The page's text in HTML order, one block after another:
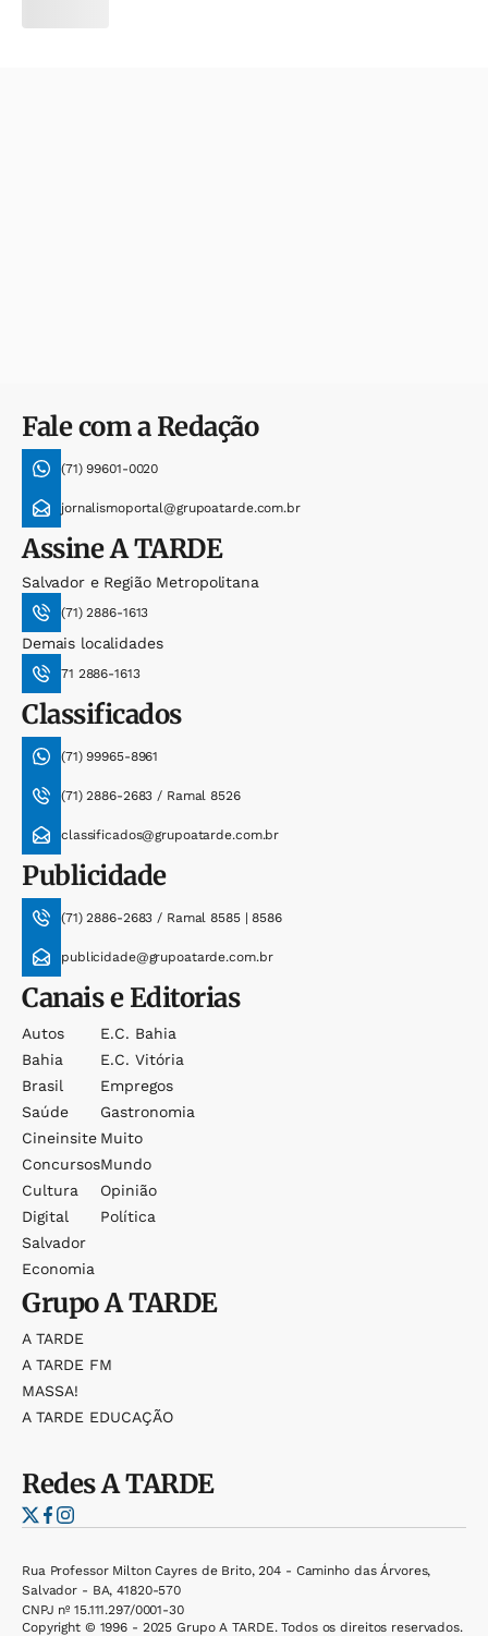
Fale com a Redação
(71) 99601-0020
jornalismoportal@grupoatarde.com.br
AssineA TARDE
Salvador e Região Metropolitana
(71) 2886-1613
Demais localidades
71 2886-1613
Classificados
(71) 99965-8961
(71) 2886-2683 / Ramal 8526
classificados@grupoatarde.com.br
Publicidade
(71) 2886-2683 / Ramal 8585 | 8586
publicidade@grupoatarde.com.br
Canais e Editorias
Autos
Bahia
Brasil
Saúde
Cineinsite
Concursos
Cultura
Digital
Salvador
Economia
E.c. Bahia
E.c. Vitória
Empregos
Gastronomia
Muito
Mundo
Opinião
Política
GrupoA TARDE
A TARDE
A TARDE FM
MASSA!
A TARDE EDUCAÇÃO
RedesA TARDE
Rua Professor Milton Cayres de Brito, 204 - Caminho das Árvores,
Salvador - BA, 41820-570
CNPJ nº 15.111.297/0001-30
Copyright © 1996 - 2025 Grupo A TARDE. Todos os direitos reservados.